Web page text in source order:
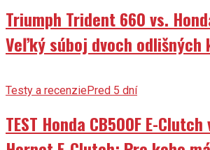
Triumph Trident 660 vs.
Veľký súboj dvoch odlišných
Testy a recenziePred 5 dní
TEST Honda CB500F E-Clutch